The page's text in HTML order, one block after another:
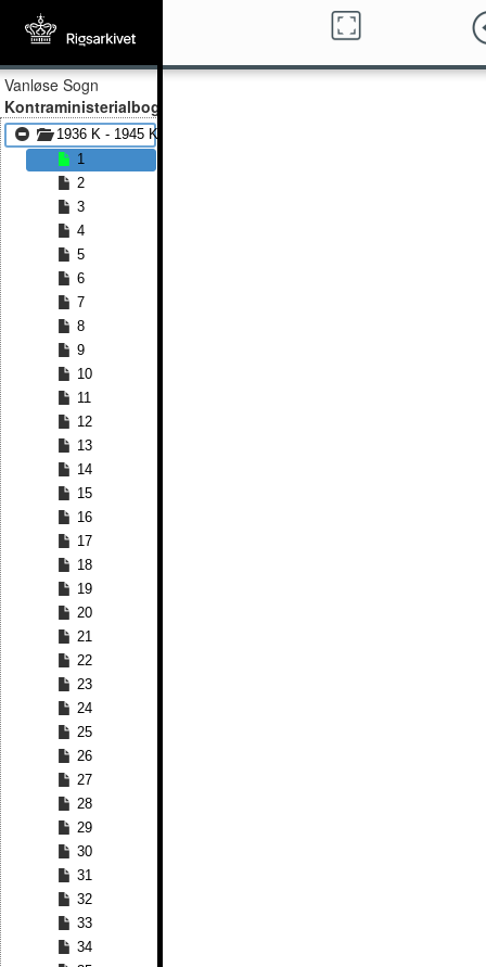
Vanløse Sogn
Kontraministerialbog
1936 K - 1945 K
1
2
3
4
5
6
7
8
9
10
11
12
13
14
15
16
17
18
19
20
21
22
23
24
25
26
27
28
29
30
31
32
33
34